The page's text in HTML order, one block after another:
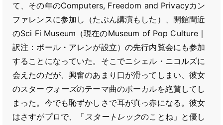
て、その年のComputers, Freedom and Privacyカン
ファレンスに参加し（たぶん講演もした）、開館間近
のSci Fi Museum（現在のMuseum of Pop Culture｜
訳注：ポール・アレンが設立）の先行内覧会にも参加
することになっていた。そこでニシェル・ニコルズに
会えたのだが、興奮のあまり口が滑ってしまい、彼女
のスター ウォーズのテーマ曲のボーカルを絶賛してし
まった。今でも恥ずかしさで耳が真っ赤になる。彼女
はさすがプロで、「スタートレックのことね」と優し